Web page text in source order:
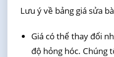
Lưu ý về bảng giá sửa
Giá có thể thay đổi
độ hỏng hóc. Chúng